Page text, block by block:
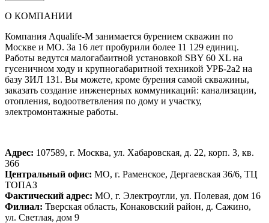
О КОМПАНИИ
Компания Aqualife-M занимается бурением скважин по
Москве и МО. За 16 лет пробурили более 11 129 единиц.
Работы ведутся малогабаитной установкой SBY 60 XL на
гусеничном ходу и крупногабаритной техникой УРБ-2а2 на
базу ЗИЛ 131. Вы можете, кроме бурения самой скважины,
заказать создание инженерных коммуникаций: канализации,
отопления, водоответвления по дому и участку,
электромонтажные работы.
Адрес: 107589, г. Москва, ул. Хабаровская, д. 22, корп. 3, кв.
366
Центральный офис: МО, г. Раменское, Дергаевская 36/6, ТЦ
ТОПАЗ
Фактический адрес: МО, г. Электроугли, ул. Полевая, дом 16
Филиал: Тверская область, Конаковский район, д. Сажино,
ул. Светлая, дом 9